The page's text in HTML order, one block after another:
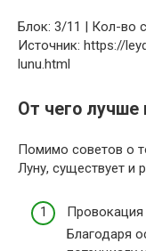
Блок: 3/11 | Кол-во
Источник: https://
lunu.html
От чего
Помимо советов о
Луну, существует и
Провокация
Благодаря